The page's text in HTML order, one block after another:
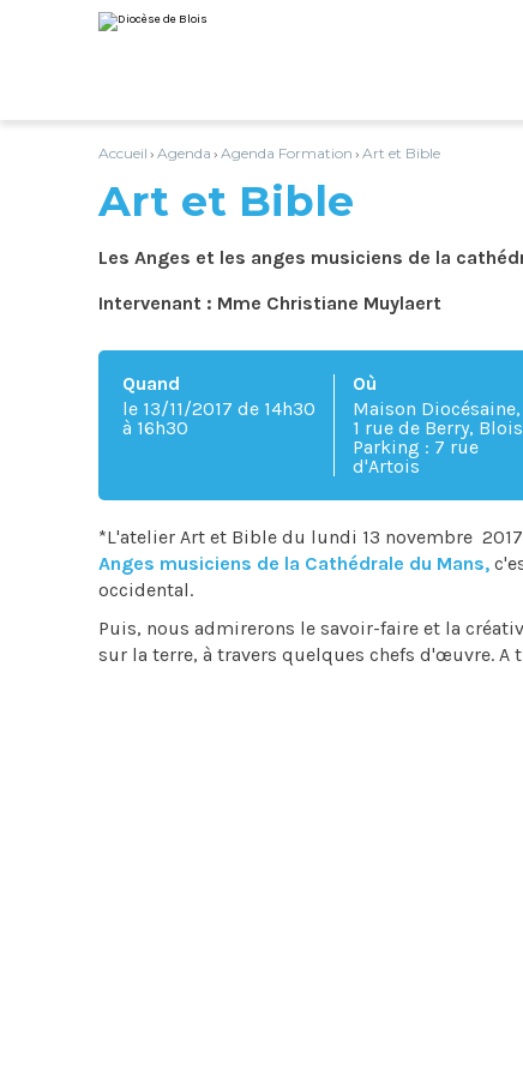
au
contenu.
personnels
Accueil › Agenda › Agenda Formation › Art et Bible
Art et Bible
Les Anges et les anges musiciens de la
Intervenant : Mme Christiane Muylaert
Quand
le 13/11/2017 de 14h30
à 16h30
Où
Maison Diocésaine,
1 rue de Berry,
Parking : 7 rue
d'Artois
*L'atelier Art et Bible du lundi 13 novembre
Anges musiciens de la Cathédrale du Mans,
occidental.
Puis, nous admirerons le savoir-faire et la
sur la terre, à travers quelques chefs d'œuvre. A